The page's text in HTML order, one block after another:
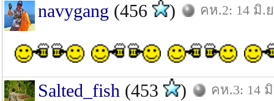
navygang (456 ) คห.2: 14 มิ.
Salted_fish (453 ) คห.3: 14